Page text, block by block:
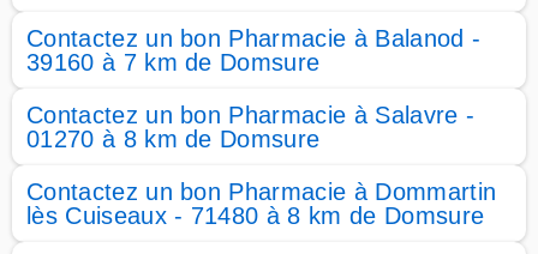
Contactez un bon Pharmacie à Balanod -
39160 à 7 km de Domsure
Contactez un bon Pharmacie à Salavre -
01270 à 8 km de Domsure
Contactez un bon Pharmacie à Dommartin
lès Cuiseaux - 71480 à 8 km de Domsure